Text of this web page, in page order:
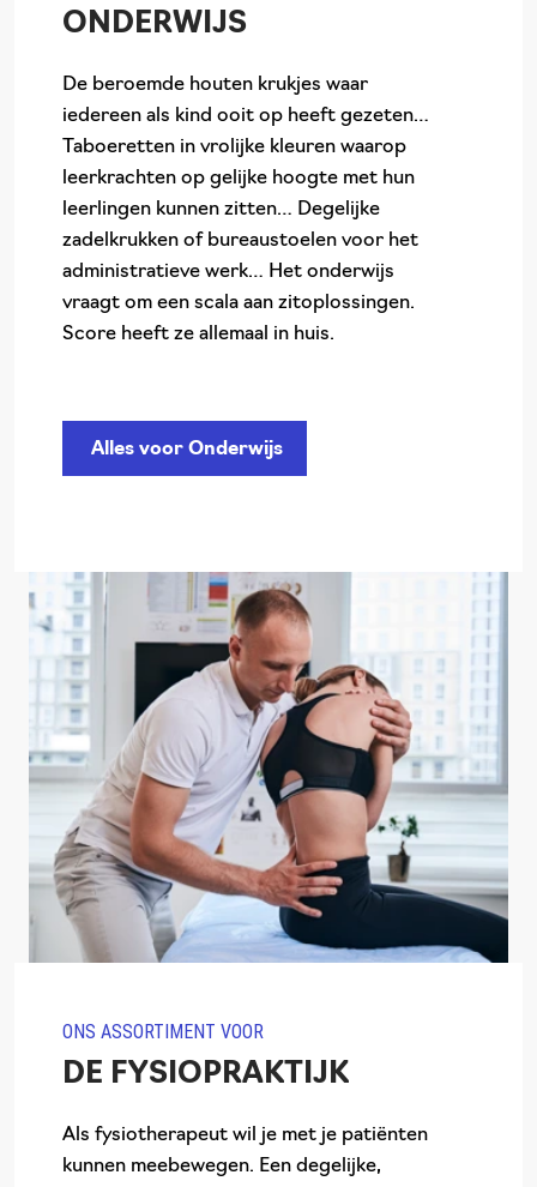
ONDERWIJS
De beroemde houten krukjes waar
iedereen als kind ooit op heeft gezeten…
Taboeretten in vrolijke kleuren waarop
leerkrachten op gelijke hoogte met hun
leerlingen kunnen zitten… Degelijke
zadelkrukken of bureaustoelen voor het
administratieve werk… Het onderwijs
vraagt om een scala aan zitoplossingen.
Score heeft ze allemaal in huis.
Alles voor Onderwijs
ONS ASSORTIMENT VOOR
DE FYSIOPRAKTIJK
Als fysiotherapeut wil je met je patiënten
kunnen meebewegen. Een degelijke,